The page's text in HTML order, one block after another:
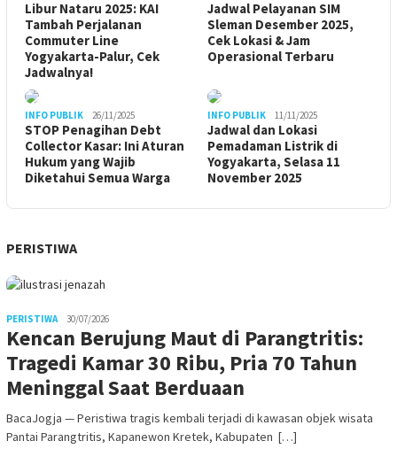
Libur Nataru 2025: KAI
Tambah Perjalanan
Commuter Line
Yogyakarta-Palur, Cek
Jadwalnya!
Jadwal Pelayanan SIM
Sleman Desember 2025,
Cek Lokasi & Jam
Operasional Terbaru
INFO PUBLIK 26/11/2025
STOP Penagihan Debt
Collector Kasar: Ini Aturan
Hukum yang Wajib
Diketahui Semua Warga
INFO PUBLIK 11/11/2025
Jadwal dan Lokasi
Pemadaman Listrik di
Yogyakarta, Selasa 11
November 2025
PERISTIWA
PERISTIWA 30/07/2026
Kencan Berujung Maut di Parangtritis:
Tragedi Kamar 30 Ribu, Pria 70 Tahun
Meninggal Saat Berduaan
BacaJogja — Peristiwa tragis kembali terjadi di kawasan objek wisata
Pantai Parangtritis, Kapanewon Kretek, Kabupaten […]